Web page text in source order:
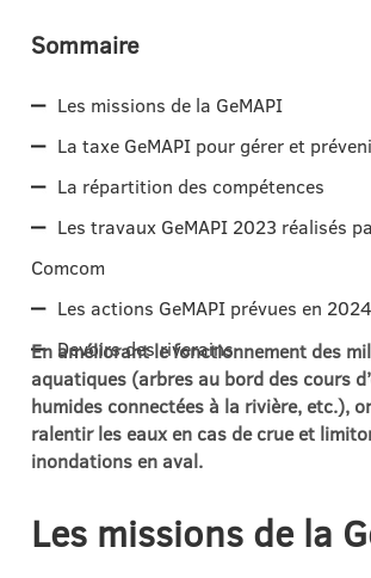
Sommaire
Les missions de la GeMAPI
La taxe GeMAPI pour gérer et
La répartition des compétences
Les travaux GeMAPI 2023 réalisés
Comcom
Les actions GeMAPI prévues en 2024
Devoirs des riverains
En améliorant le fonctionnement des
aquatiques (arbres au bord des cours
humides connectées à la rivière, etc.),
ralentir les eaux en cas de crue et
inondations en aval.
Les missions de la